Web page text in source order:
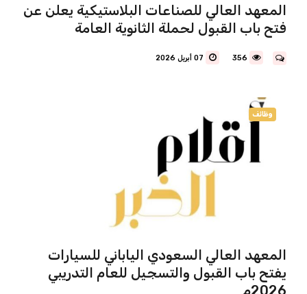
المعهد العالي للصناعات البلاستيكية يعلن عن
فتح باب القبول لحملة الثانوية العامة
356 07 أبريل 2026
وظائف
المعهد العالي السعودي الياباني للسيارات
يفتح باب القبول والتسجيل للعام التدريبي
2026م